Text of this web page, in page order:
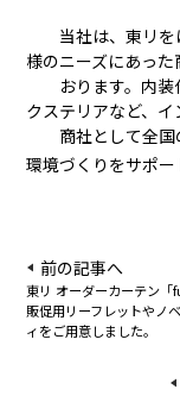
当社は、東リを
様のニーズにあっ
おります。内装
クステリアなど、
商社として全国
環境づくりをサポー
前の記事へ
東リ オーダーカーテン「
販促用リーフレットやノ
ィをご用意しました。